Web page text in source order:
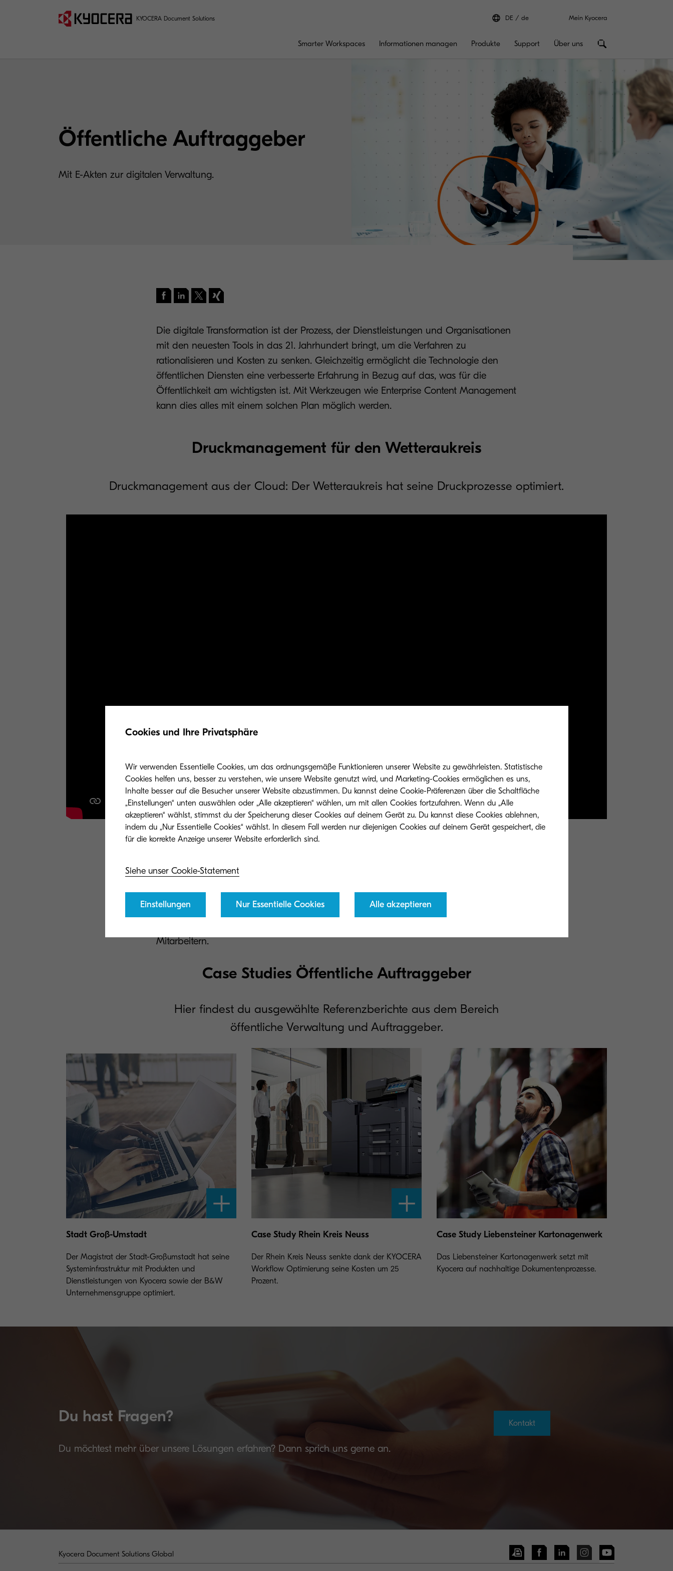
KYOCERA Document Solutions DE de Mein Kyocera
Smarter Workspaces Informationen managen Produkte Support Über uns
Öffentliche Auftraggeber
Mit E-Akten zur digitalen Verwaltung.
Die digitale Transformation ist der Prozess, der Dienstleistungen und Organisationen
mit den neuesten Tools in das 21. Jahrhundert bringt, um die Verfahren zu
rationalisieren und Kosten zu senken. Gleichzeitig ermöglicht die Technologie den
öffentlichen Diensten eine verbesserte Erfahrung in Bezug auf das, was für die
Öffentlichkeit am wichtigsten ist. Mit Werkzeugen wie Enterprise Content Management
kann dies alles mit einem solchen Plan möglich werden.
Druckmanagement für den Wetteraukreis
Druckmanagement aus der Cloud: Der Wetteraukreis hat seine Druckprozesse optimiert.
von entscheidender Bedeutung, sicherzustellen, dass du dein Personal effizient
Verwaltungsaufgaben wie die Eingabe von Daten, die Suche nach Dokumenten oder
die Ablage von Ordnern werden somit automatisiert. Dies senkt nicht nur die Kosten,
Mitarbeitern.
Case Studies Öffentliche Auftraggeber
Hier findest du ausgewählte Referenzberichte aus dem Bereich
öffentliche Verwaltung und Auftraggeber.
Stadt Groß-Umstadt
Der Magistrat der Stadt-Großumstadt hat seine
Systeminfrastruktur mit Produkten und
Dienstleistungen von Kyocera sowie der B&W
Unternehmensgruppe optimiert.
Case Study Rhein Kreis Neuss
Der Rhein Kreis Neuss senkte dank der KYOCERA
Workflow Optimierung seine Kosten um 25
Prozent.
Case Study Liebensteiner Kartonagenwerk
Das Liebensteiner Kartonagenwerk setzt mit
Kyocera auf nachhaltige Dokumentenprozesse.
Du hast Fragen?
Du möchtest mehr über unsere Lösungen erfahren? Dann sprich uns gerne an.
Kontakt
Kyocera Document Solutions Global
Cookies und Ihre Privatsphäre
Wir verwenden Essentielle Cookies, um das ordnungsgemäße Funktionieren unserer Website zu gewährleisten. Statistische
Cookies helfen uns, besser zu verstehen, wie unsere Website genutzt wird, und Marketing-Cookies ermöglichen es uns,
Inhalte besser auf die Besucher unserer Website abzustimmen. Du kannst deine Cookie-Präferenzen über die Schaltfläche
„Einstellungen“ unten auswählen oder „Alle akzeptieren“ wählen, um mit allen Cookies fortzufahren. Wenn du „Alle
akzeptieren“ wählst, stimmst du der Speicherung dieser Cookies auf deinem Gerät zu. Du kannst diese Cookies ablehnen,
indem du „Nur Essentielle Cookies“ wählst. In diesem Fall werden nur diejenigen Cookies auf deinem Gerät gespeichert, die
für die korrekte Anzeige unserer Website erforderlich sind.
Siehe unser Cookie-Statement
Einstellungen Nur Essentielle Cookies Alle akzeptieren